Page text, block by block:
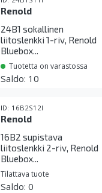
Renold
24B1 sokallinen
liitoslenkki 1-riv, Renold
Bluebox...
Tuotetta on varastossa
10
16B2S12I
Renold
16B2 supistava
liitoslenkki 2-riv, Renold
Bluebox...
Tilattava tuote
0